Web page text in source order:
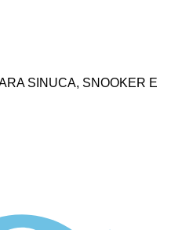
SINUCA, SNOOKER E